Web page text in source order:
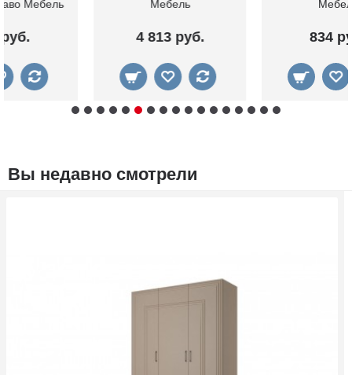
Вы недавно смотрели